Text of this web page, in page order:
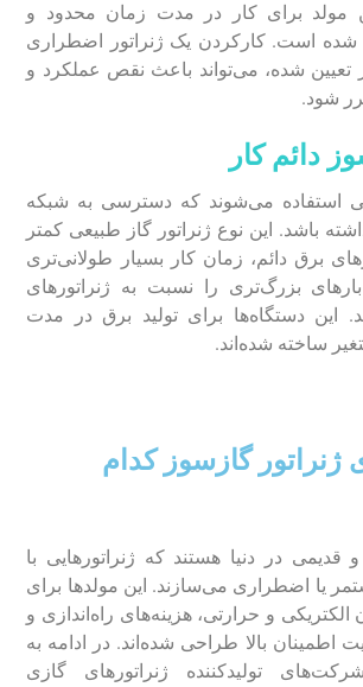
مولد برای کار در مدت زمان محدود و
است. کارکردن یک ژنراتور اضطراری
تعیین شده، می‌تواند باعث نقص عملکرد و
شود.
دائم کار
استفاده می‌شوند که دسترسی به شبکه
باشد. این نوع ژنراتور گاز طبیعی کمتر
برق دائم، زمان کار بسیار طولانی‌تری
بار‌های بزرگ‌تری را نسبت به ژنراتور‌های
این دستگاه‌ها برای تولید برق در مدت
ساخته شده‌اند.
ژنراتور گازسوز کدام
در دنیا هستند که ژنراتور‌هایی با
یا اضطراری می‌سازند. این مولد‌ها برای
الکتریکی و حرارتی، هزینه‌های راه‌اندازی و
اطمینان بالا طراحی شده‌اند. در ادامه به
تولید‌کننده ژنراتور‌های گازی